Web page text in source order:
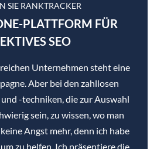
SIE RANKTRACKER
PLATTFORM FÜR
SEO
Unternehmen steht eine
Aber bei den zahllosen
-techniken, die zur Auswahl
sein, zu wissen, wo man
Angst mehr, denn ich habe
zu helfen. Ich präsentiere die